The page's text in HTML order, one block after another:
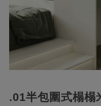
.01半包圍式榻榻